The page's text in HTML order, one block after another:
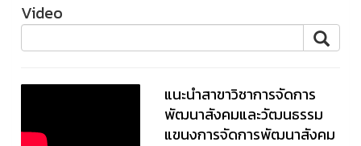
Video
แนะนำสาขาวิชาการจัดการ
พัฒนาสังคมและวัฒนธรรม
แขนงการจัดการพัฒนาสังคม